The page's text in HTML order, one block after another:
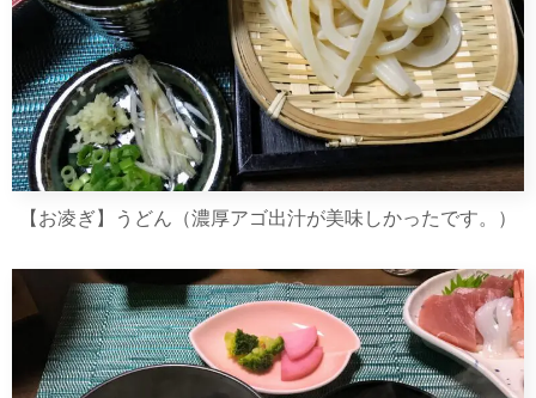
【お凌ぎ】うどん（濃厚アゴ出汁が美味しかったです。）